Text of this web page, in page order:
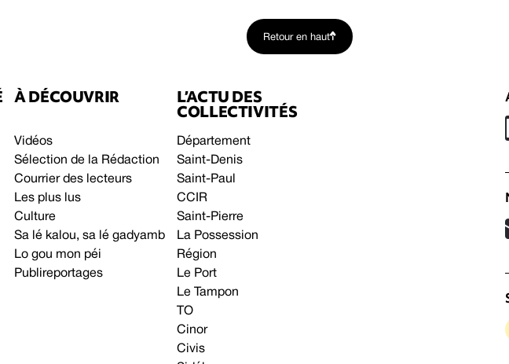
Retour en haut
À DÉCOUVRIR
Vidéos
Sélection de la Rédaction
Courrier des lecteurs
Les plus lus
Culture
Sa lé kalou, sa lé gadyamb
Lo gou mon péi
Publireportages
L’ACTU DES
COLLECTIVITÉS
Département
Saint-Denis
Saint-Paul
CCIR
Saint-Pierre
La Possession
Région
Le Port
Le Tampon
TO
Cinor
Civis